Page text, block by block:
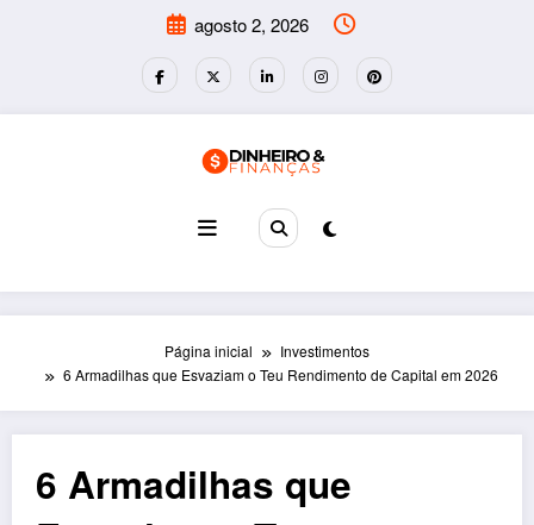
agosto 2, 2026
Página inicial
Investimentos
6 Armadilhas que Esvaziam o Teu Rendimento de Capital em 2026
6 Armadilhas que